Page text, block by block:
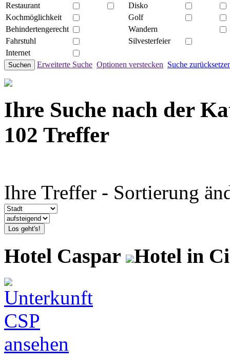
Restaurant
Disko
Kochmöglichkeit
Golf
Behindertengerecht
Wandern
Fahrstuhl
Silvesterfeier
Internet
Suchen Erweiterte Suche Optionen verstecken Suche
Ihre Suche nach der
102 Treffer
Ihre Treffer - Sortierung
Los geht's!
Hotel Caspar Hotel in